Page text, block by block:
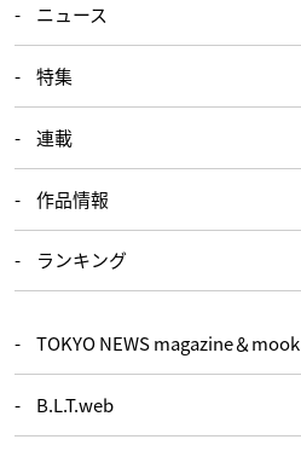
ニュース
特集
連載
作品情報
ランキング
TOKYO NEWS magazine＆mook
B.L.T.web